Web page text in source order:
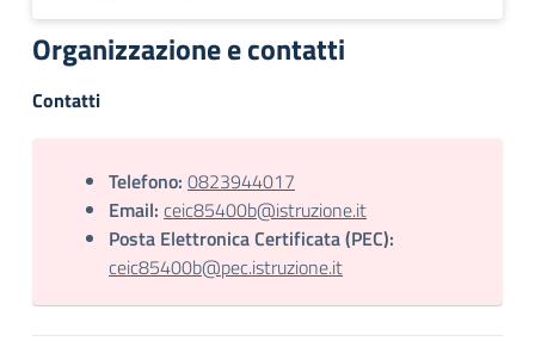
Organizzazione e contatti
Contatti
Telefono: 0823944017
Email: ceic85400b@istruzione.it
Posta Elettronica Certificata (PEC):
ceic85400b@pec.istruzione.it